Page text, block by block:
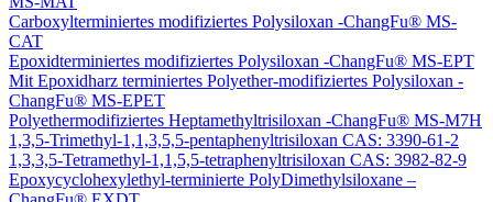
Carboxylterminiertes modifiziertes Polysiloxan -ChangFu® MS-
CAT
Epoxidterminiertes modifiziertes Polysiloxan -ChangFu® MS-EPT
Mit Epoxidharz terminiertes Polyether-modifiziertes Polysiloxan -
ChangFu® MS-EPET
Polyethermodifiziertes Heptamethyltrisiloxan -ChangFu® MS-M7H
1,3,5-Trimethyl-1,1,3,5,5-pentaphenyltrisiloxan CAS: 3390-61-2
1,3,3,5-Tetramethyl-1,1,5,5-tetraphenyltrisiloxan CAS: 3982-82-9
Epoxycyclohexylethyl-terminierte PolyDimethylsiloxane –